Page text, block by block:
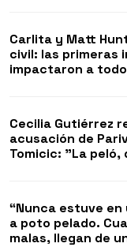
Carlita y Matt
civil: las primeras
impactaron a
Cecilia Gutiérrez
acusación de
Tomicic: "La peló,
“Nunca estuve
a poto pelado.
malas, llegan de